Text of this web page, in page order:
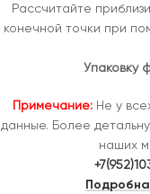
Рассчитайте
конечной точки при
Упаковку
Примечание: Не у
данные. Более
наших